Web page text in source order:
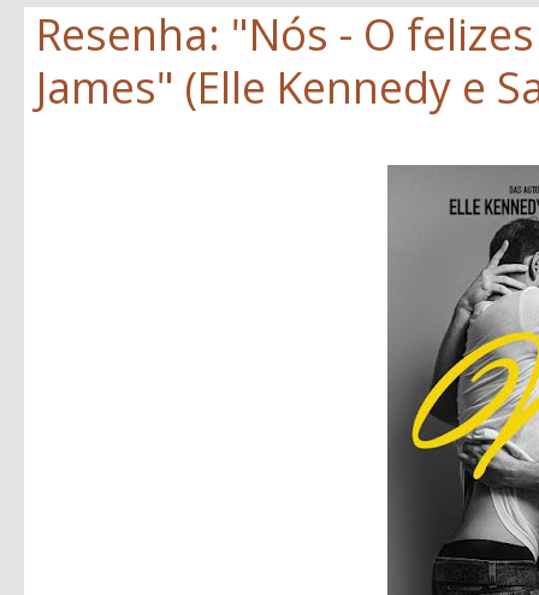
Resenha: "Nós - O
James" (Elle Kennedy e